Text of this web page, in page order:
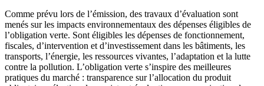
Comme prévu lors de l’émission, des travaux d’évaluation sont
menés sur les impacts environnementaux des dépenses éligibles de
l’obligation verte. Sont éligibles les dépenses de fonctionnement,
fiscales, d’intervention et d’investissement dans les bâtiments, les
transports, l’énergie, les ressources vivantes, l’adaptation et la lutte
contre la pollution. L’obligation verte s’inspire des meilleures
pratiques du marché : transparence sur l’allocation du produit